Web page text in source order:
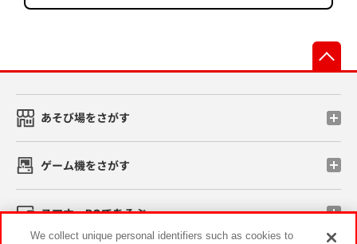
あそび場をさがす
ゲーム機をさがす
スマホ・PCであそぶ
We collect unique personal identifiers such as cookies to